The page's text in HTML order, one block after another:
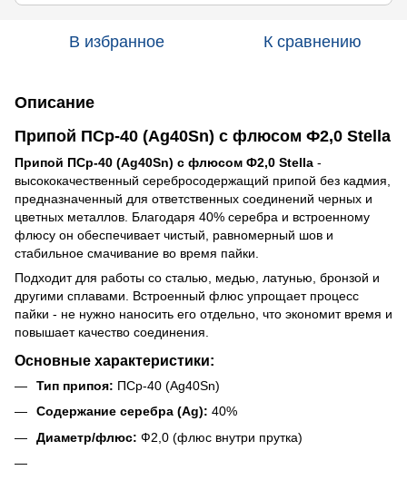
В избранное К сравнению
Описание
Припой ПСр-40 (Ag40Sn) с флюсом Ф2,0 Stella
Припой ПСр-40 (Ag40Sn) с флюсом Ф2,0 Stella -
высококачественный серебросодержащий припой без кадмия,
предназначенный для ответственных соединений черных и
цветных металлов. Благодаря 40% серебра и встроенному
флюсу он обеспечивает чистый, равномерный шов и
стабильное смачивание во время пайки.
Подходит для работы со сталью, медью, латунью, бронзой и
другими сплавами. Встроенный флюс упрощает процесс
пайки - не нужно наносить его отдельно, что экономит время и
повышает качество соединения.
Основные характеристики:
Тип припоя: ПСр-40 (Ag40Sn)
Содержание серебра (Ag): 40%
Диаметр/флюс: Ф2,0 (флюс внутри прутка)